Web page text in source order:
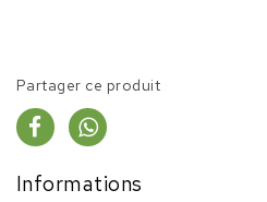
Partager ce produit
Informations